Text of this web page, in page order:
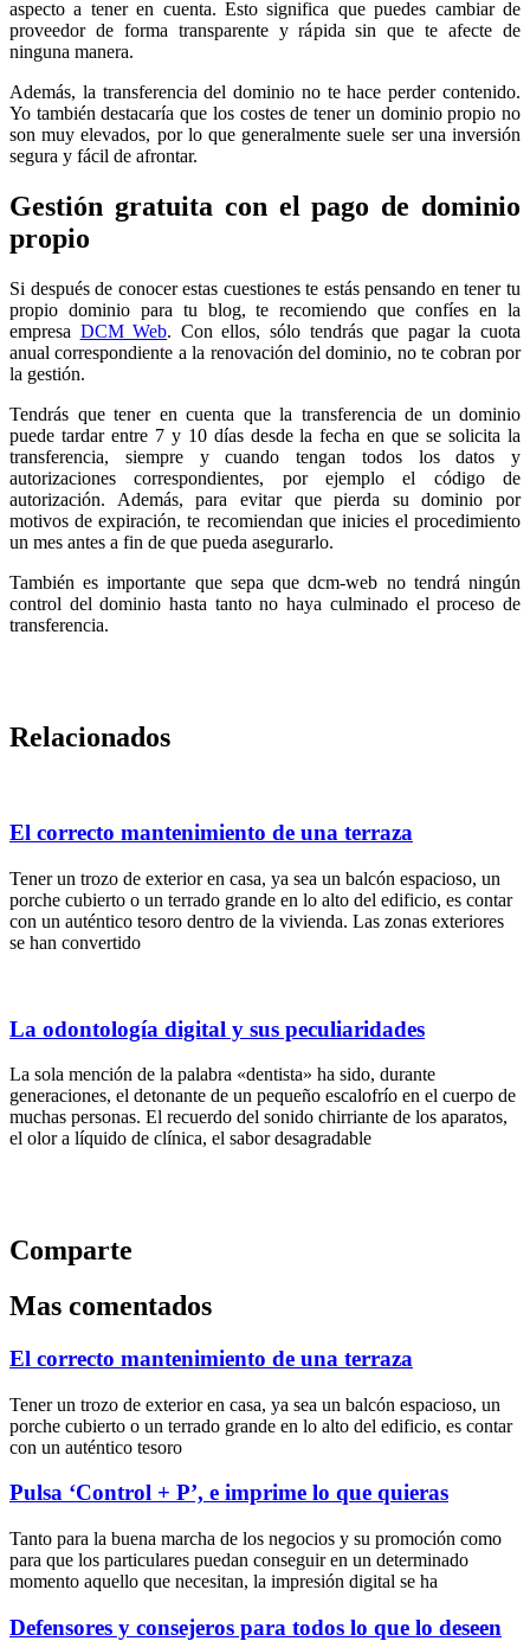
aspecto a tener en cuenta. Esto significa que puedes cambiar de
proveedor de forma transparente y rápida sin que te afecte de
ninguna manera.
Además, la transferencia del dominio no te hace perder contenido.
Yo también destacaría que los costes de tener un dominio propio no
son muy elevados, por lo que generalmente suele ser una inversión
segura y fácil de afrontar.
Gestión gratuita con el pago de dominio
propio
Si después de conocer estas cuestiones te estás pensando en tener tu
propio dominio para tu blog, te recomiendo que confíes en la
empresa DCM Web. Con ellos, sólo tendrás que pagar la cuota
anual correspondiente a la renovación del dominio, no te cobran por
la gestión.
Tendrás que tener en cuenta que la transferencia de un dominio
puede tardar entre 7 y 10 días desde la fecha en que se solicita la
transferencia, siempre y cuando tengan todos los datos y
autorizaciones correspondientes, por ejemplo el código de
autorización. Además, para evitar que pierda su dominio por
motivos de expiración, te recomiendan que inicies el procedimiento
un mes antes a fin de que pueda asegurarlo.
También es importante que sepa que dcm-web no tendrá ningún
control del dominio hasta tanto no haya culminado el proceso de
transferencia.
Relacionados
El correcto mantenimiento de una terraza
Tener un trozo de exterior en casa, ya sea un balcón espacioso, un
porche cubierto o un terrado grande en lo alto del edificio, es contar
con un auténtico tesoro dentro de la vivienda. Las zonas exteriores
se han convertido
La odontología digital y sus peculiaridades
La sola mención de la palabra «dentista» ha sido, durante
generaciones, el detonante de un pequeño escalofrío en el cuerpo de
muchas personas. El recuerdo del sonido chirriante de los aparatos,
el olor a líquido de clínica, el sabor desagradable
Comparte
Mas comentados
El correcto mantenimiento de una terraza
Tener un trozo de exterior en casa, ya sea un balcón espacioso, un
porche cubierto o un terrado grande en lo alto del edificio, es contar
con un auténtico tesoro
Pulsa ‘Control + P’, e imprime lo que quieras
Tanto para la buena marcha de los negocios y su promoción como
para que los particulares puedan conseguir en un determinado
momento aquello que necesitan, la impresión digital se ha
Defensores y consejeros para todos lo que lo deseen